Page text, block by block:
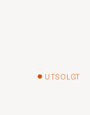
UTSOLGT